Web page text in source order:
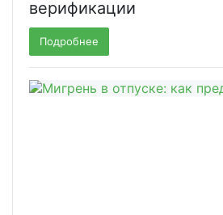
верификации
Подробнее